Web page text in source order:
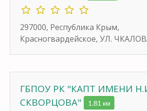
297000, Республика Крым,
Красногвардейское, УЛ.
ГБПОУ РК "КАПТ ИМЕНИ
СКВОРЦОВА"
1.81 км